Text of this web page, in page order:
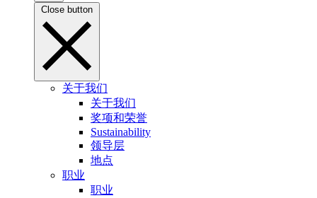
Close button
关于我们
关于我们
奖项和荣誉
Sustainability
领导层
地点
职业
职业